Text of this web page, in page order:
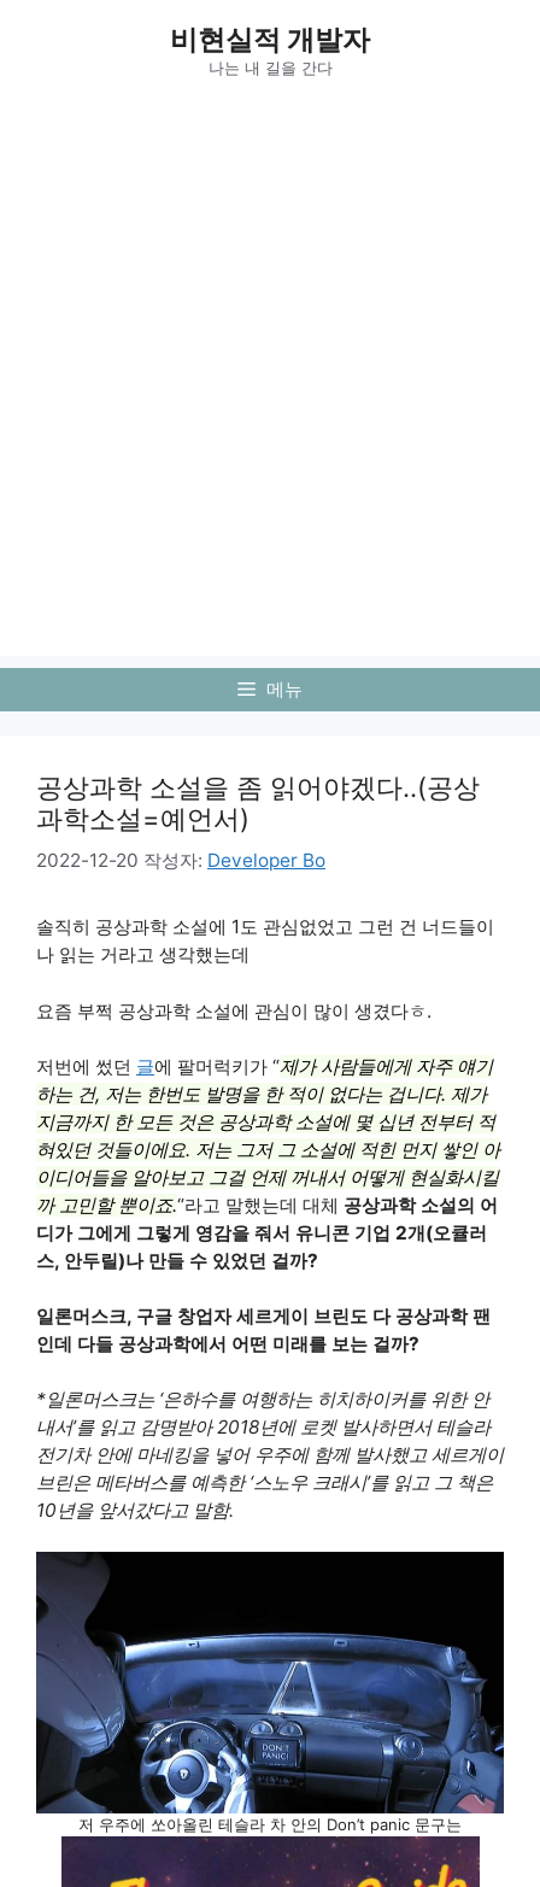
비현실적 개발자
나는 내 길을 간다
메뉴
공상과학 소설을 좀 읽어야겠다..(공상
과학소설=예언서)
2022-12-20 작성자: Developer Bo
솔직히 공상과학 소설에 1도 관심없었고 그런 건 너드들이
나 읽는 거라고 생각했는데
요즘 부쩍 공상과학 소설에 관심이 많이 생겼다ㅎ.
저번에 썼던 글에 팔머럭키가 “제가 사람들에게 자주 얘기
하는 건, 저는 한번도 발명을 한 적이 없다는 겁니다. 제가
지금까지 한 모든 것은 공상과학 소설에 몇 십년 전부터 적
혀있던 것들이에요. 저는 그저 그 소설에 적힌 먼지 쌓인 아
이디어들을 알아보고 그걸 언제 꺼내서 어떻게 현실화시킬
까 고민할 뿐이죠.“라고 말했는데 대체 공상과학 소설의 어
디가 그에게 그렇게 영감을 줘서 유니콘 기업 2개(오큘러
스, 안두릴)나 만들 수 있었던 걸까?
일론머스크, 구글 창업자 세르게이 브린도 다 공상과학 팬
인데 다들 공상과학에서 어떤 미래를 보는 걸까?
*일론머스크는 ‘은하수를 여행하는 히치하이커를 위한 안
내서’를 읽고 감명받아 2018년에 로켓 발사하면서 테슬라
전기차 안에 마네킹을 넣어 우주에 함께 발사했고 세르게이
브린은 메타버스를 예측한 ‘스노우 크래시’를 읽고 그 책은
10년을 앞서갔다고 말함.
저 우주에 쏘아올린 테슬라 차 안의 Don’t panic 문구는